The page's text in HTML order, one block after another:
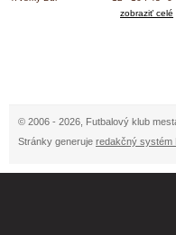
zobraziť celé
© 2006 - 2026, Futbalový klub
Stránky generuje redakčný systém